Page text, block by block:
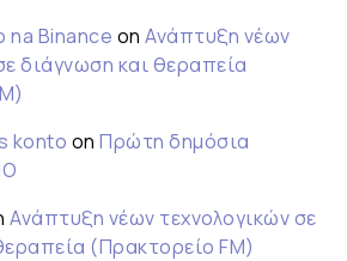
na Binance on Ανάπτυξη νέων
διάγνωση και θεραπεία
konto on Πρώτη δημόσια
Ανάπτυξη νέων τεχνολογικών σε
(Πρακτορείο FM)